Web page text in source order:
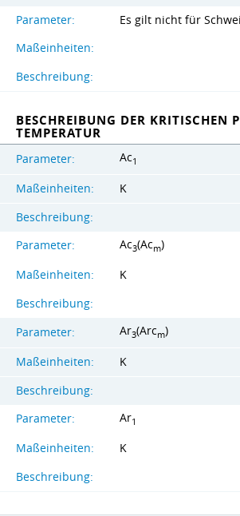
Parameter:
Es gilt nicht für
Maßeinheiten:
Beschreibung:
BESCHREIBUNG DER KRITISCHEN
TEMPERATUR
Parameter: Ac1
Maßeinheiten:
K
Beschreibung:
Parameter:
Ac3(Acm)
Maßeinheiten:
K
Beschreibung:
Parameter:
Ar3(Arcm)
Maßeinheiten:
K
Beschreibung:
Parameter:
Ar1
Maßeinheiten:
K
Beschreibung: